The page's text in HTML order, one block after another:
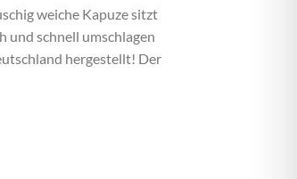
weiche Kapuze sitzt
und schnell umschlagen
hergestellt! Der